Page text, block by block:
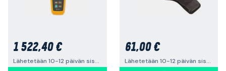
1 522,40 €
Lähetetään 10-12 päivän sisällä
61,00 €
Lähetetään 10-12 päivän sisällä